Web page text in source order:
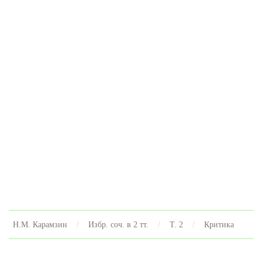
Н.М. Карамзин Избр. соч. в 2 тт. Т. 2 Критика